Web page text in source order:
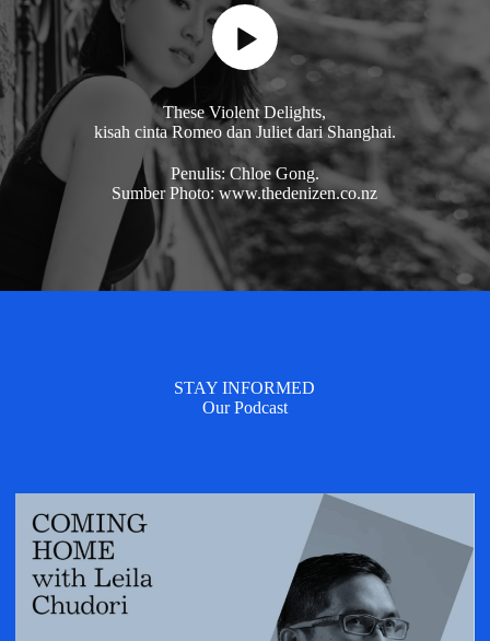
These Violent Delights,
kisah cinta Romeo dan Juliet dari Shanghai.
Penulis: Chloe Gong.
Sumber Photo: www.thedenizen.co.nz
STAY INFORMED
Our Podcast